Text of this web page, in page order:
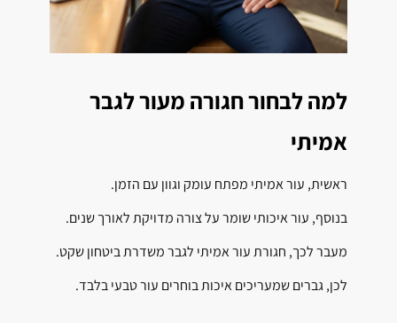
למה לבחור חגורה מעור לגבר
אמיתי
ראשית, עור אמיתי מפתח עומק וגוון עם הזמן.
בנוסף, עור איכותי שומר על צורה מדויקת לאורך שנים.
מעבר לכך, חגורת עור אמיתי לגבר משדרת ביטחון שקט.
לכן, גברים שמעריכים איכות בוחרים עור טבעי בלבד.